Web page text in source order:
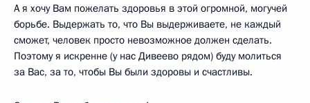
А я хочу Вам пожелать здоровья в этой огромной, могучей
борьбе. Выдержать то, что Вы выдерживаете, не каждый
сможет, человек просто невозможное должен сделать.
Поэтому я искренне (у нас Дивеево рядом) буду молиться
за Вас, за то, чтобы Вы были здоровы и счастливы.